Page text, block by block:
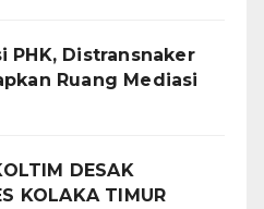
PHK, Distransnaker
Ruang Mediasi
DESAK
KOLAKA TIMUR